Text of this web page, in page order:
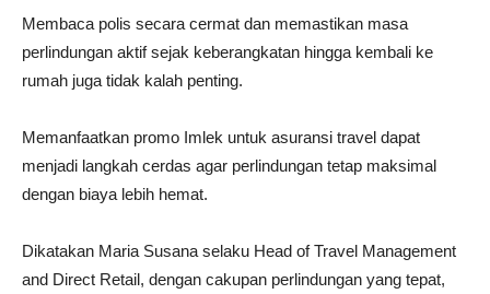
Membaca polis secara cermat dan memastikan masa
perlindungan aktif sejak keberangkatan hingga kembali ke
rumah juga tidak kalah penting.
Memanfaatkan promo Imlek untuk asuransi travel dapat
menjadi langkah cerdas agar perlindungan tetap maksimal
dengan biaya lebih hemat.
Dikatakan Maria Susana selaku Head of Travel Management
and Direct Retail, dengan cakupan perlindungan yang tepat,